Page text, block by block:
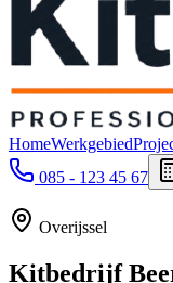
HomeWerkgebied
085 - 123 45 67
Overijssel
Kitbedrijf